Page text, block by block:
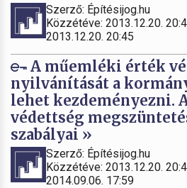
Szerző: Építésijog.hu
Közzétéve: 2013.12.20.
2013.12.20. 20:45
A műemléki érték
nyilvánítását a
lehet kezdeményezni.
védettség
szabályai »
Szerző: Építésijog.hu
Közzétéve: 2013.12.20.
2014.09.06. 17:59